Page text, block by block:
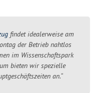
findet idealerweise am
der Betrieb nahtlos
im Wissenschaftspark
bieten wir spezielle
an.“